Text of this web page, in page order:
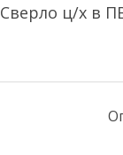
Сверло ц/х в